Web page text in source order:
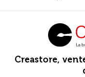
Creastore,